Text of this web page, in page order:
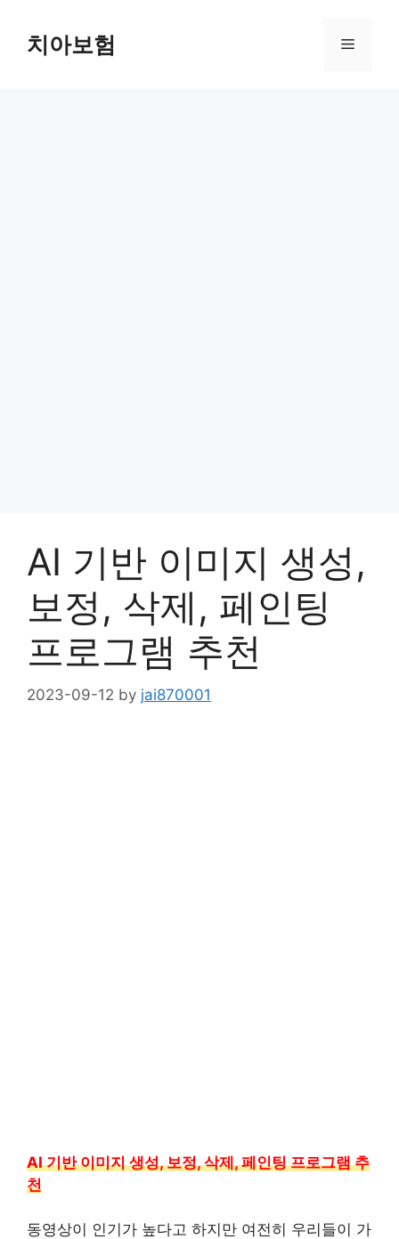
content치아보험 Menu
AI 기반 이미지 생성,
보정, 삭제, 페인팅
프로그램 추천
2023-09-12 by jai870001
AI 기반 이미지 생성, 보정, 삭제, 페인팅 프로그램 추
천
동영상이 인기가 높다고 하지만 여전히 우리들이 가